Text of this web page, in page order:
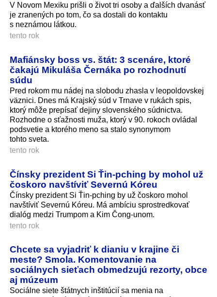
V Novom Mexiku prišli o život tri osoby a ďalších dvanásť
je zranených po tom, čo sa dostali do kontaktu
s neznámou látkou.
tento rok
Mafiánsky boss vs. štát: 3 scenáre, ktoré
čakajú Mikuláša Černáka po rozhodnutí
súdu
Pred rokom mu nádej na slobodu zhasla v leopoldovskej
väznici. Dnes má Krajský súd v Trnave v rukách spis,
ktorý môže prepísať dejiny slovenského súdnictva.
Rozhodne o sťažnosti muža, ktorý v 90. rokoch ovládal
podsvetie a ktorého meno sa stalo synonymom
tohto sveta.
tento rok
Čínsky prezident Si Ťin-pching by mohol už
čoskoro navštíviť Severnú Kóreu
Čínsky prezident Si Ťin-pching by už čoskoro mohol
navštíviť Severnú Kóreu. Má ambíciu sprostredkovať
dialóg medzi Trumpom a Kim Čong-unom.
tento rok
Chcete sa vyjadriť k dianiu v krajine či
meste? Smola. Komentovanie na
sociálnych sieťach obmedzujú rezorty, obce
aj múzeum
Sociálne siete štátnych inštitúcií sa menia na